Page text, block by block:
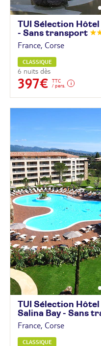
TUI Sélection
- Sans transport
France, Corse
CLASSIQUE
6 nuits dès
397€
TTC
/ pers.
TUI Sélection Hôtel
Salina Bay - Sans
France, Corse
CLASSIQUE